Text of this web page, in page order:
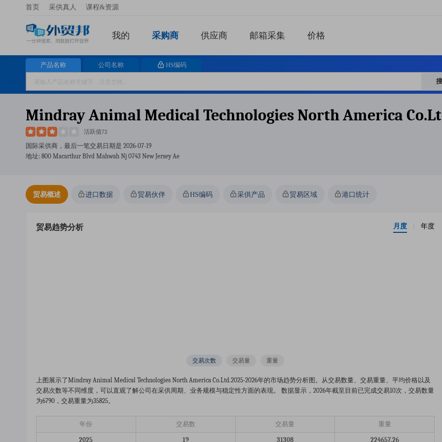
首页 采供真人 课程&资源
我的 采购商 供应商 邮箱采集 价格
产品名称 公司名称 HS编码
Mindray Animal Medical Technologies North America
活跃值72
国际采供商，最后一笔交易日期是 2026-07-19
地址: 800 Macarthur Blvd Mahwah Nj 0743 New Jersey Ae
贸易概述 进口数据 贸易伙伴 HS编码 采供产品 贸易区域 港口统计
贸易趋势分析 月度 年度
交易次数 交易量 重量
上图展示了mindray Animal Medical Technologies North America Co.ltd.2025-2026年的市场趋势分析图。从交易数量、交易重量、平均价格以及
交易次数等不同维度，可以直观了解公司在采供周期、业务规模与稳定性方面的表现。 数据显示，2026年截至目前已完成交易10次，交易数量
为6790，交易重量为35825。
年份 交易数 交易量 重量
2025 19 31308
224657.26